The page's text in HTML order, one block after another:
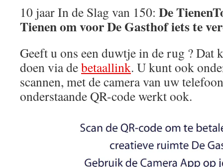
10 jaar In de Slag van 150: De
Tienen om voor De Gasthof iets te
Geeft u ons een duwtje in de rug ? Dat
doen via debetaallink. U kunt ook
scannen, met de camera van uw
onderstaande QR-code werkt ook.